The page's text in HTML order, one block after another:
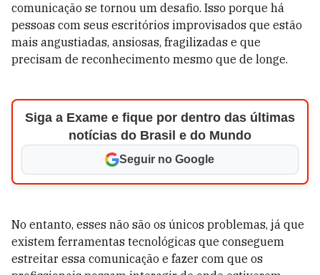
comunicação se tornou um desafio. Isso porque há
pessoas com seus escritórios improvisados que estão
mais angustiadas, ansiosas, fragilizadas e que
precisam de reconhecimento mesmo que de longe.
Siga a Exame e fique por dentro das últimas
notícias do Brasil e do Mundo
Seguir no Google
No entanto, esses não são os únicos problemas, já que
existem ferramentas tecnológicas que conseguem
estreitar essa comunicação e fazer com que os